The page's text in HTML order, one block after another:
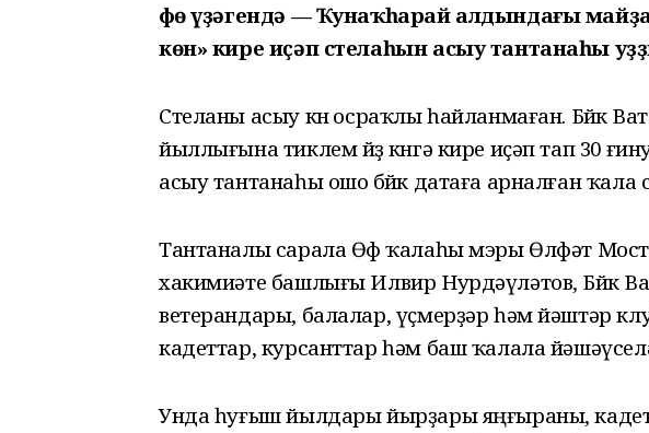
Өфө үҙәгендә — Ҡунаҡһарай алдындағы
көн» кире иҫәп стелаһын асыу тантанаһы
Стеланы асыу көнө осраҡлы һайланмаған. Бөйөк
йыллығына тиклем йөҙ көнгә кире иҫәп тап 30
асыу тантанаһы ошо бөйөк датаға арналған
Тантаналы сарала Өфө ҡалаһы мэры Өлфәт
хакимиәте башлығы Илвир Нурдәүләтов, Бөйөк
ветерандары, балалар, үҫмерҙәр һәм йәштәр
кадеттар, курсанттар һәм баш ҡалала
Унда һуғыш йылдары йырҙары яңғыраны,